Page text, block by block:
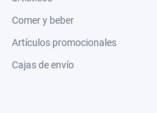
Comer y beber
Artículos promocionales
Cajas de envío